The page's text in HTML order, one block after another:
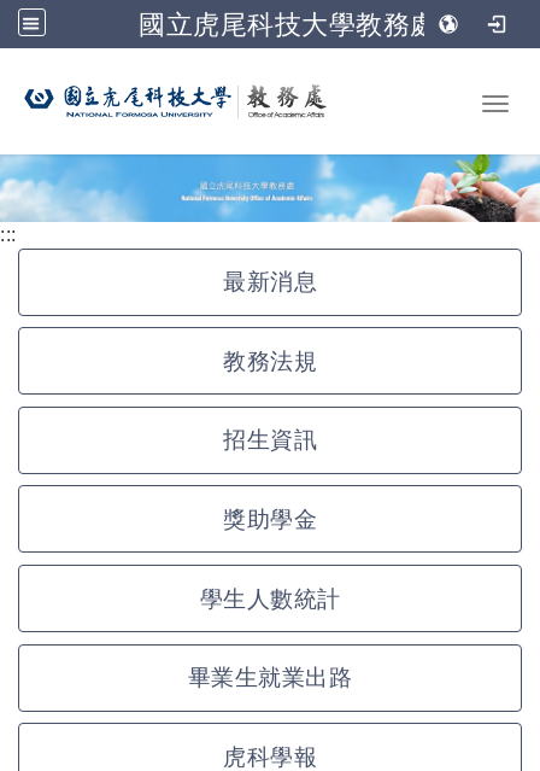
國立虎尾科技大學教務處
跳到主要內容
:::
最新消息
教務法規
招生資訊
獎助學金
學生人數統計
畢業生就業出路
虎科學報